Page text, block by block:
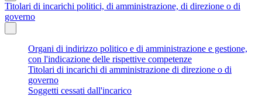
Titolari di incarichi politici, di amministrazione, di direzione o di
governo
Organi di indirizzo politico e di amministrazione e gestione,
con l'indicazione delle rispettive competenze
Titolari di incarichi di amministrazione di direzione o di
governo
Soggetti cessati dall'incarico